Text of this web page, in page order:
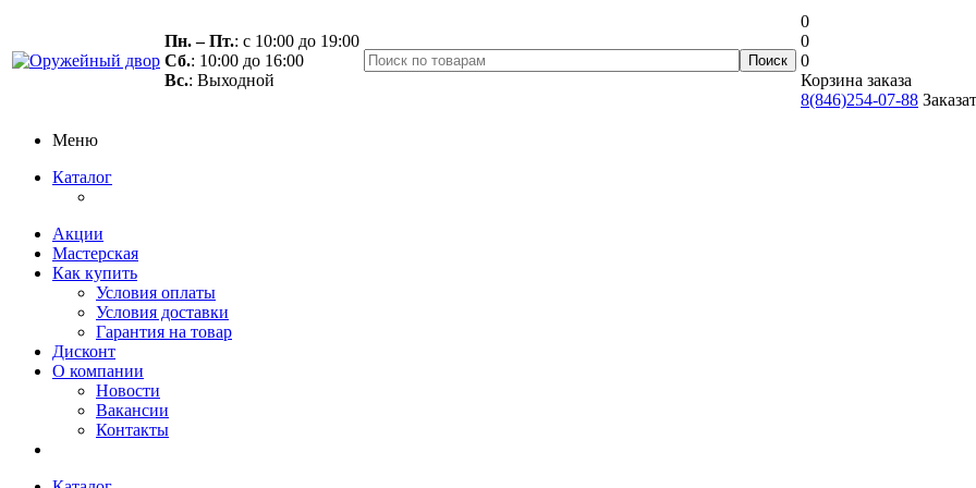
Пн. – Пт.: с 10:00 до 19:00
Сб.: 10:00 до 16:00
Вс.: Выходной
0
0
0
Корзина заказа
8(846)254-07-88
Меню
Каталог
Акции
Мастерская
Как купить
Условия оплаты
Условия доставки
Гарантия на товар
Дисконт
О компании
Новости
Вакансии
Контакты